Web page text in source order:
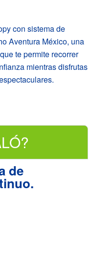
con sistema de
Aventura México, una
te permite recorrer
mientras disfrutas
de